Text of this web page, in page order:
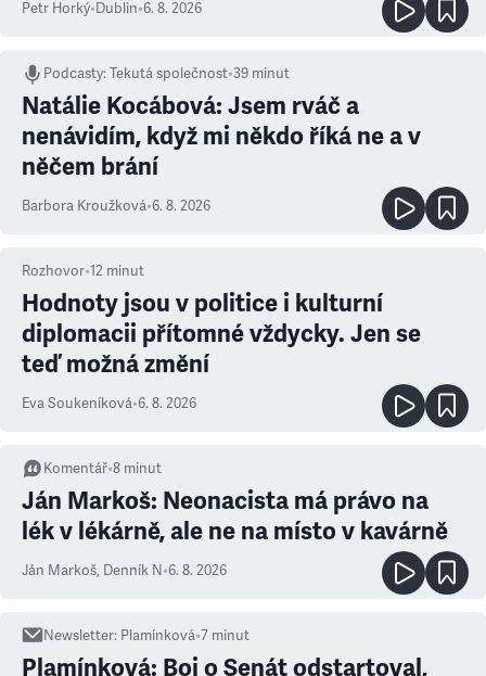
Petr Horký•Dublin•6. 8. 2026
Podcasty:Tekutá společnost•39 minut
Natálie Kocábová: Jsem rváč a
nenávidím, když mi někdo říká ne a v
něčem brání
Barbora Kroužková•6. 8. 2026
Rozhovor•12 minut
Hodnoty jsou v politice i kulturní
diplomacii přítomné vždycky. Jen se
teď možná změní
Eva Soukeníková•6. 8. 2026
Komentář•8 minut
Ján Markoš: Neonacista má právo na
lék v lékárně, ale ne na místo v kavárně
Ján Markoš, Denník N•6. 8. 2026
Newsletter: Plamínková•7 minut
Plamínková: Boj o Senát odstartoval,